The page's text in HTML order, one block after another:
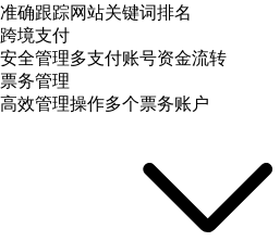
准确跟踪网站关键词排名
跨境支付
安全管理多支付账号资金流转
票务管理
高效管理操作多个票务账户